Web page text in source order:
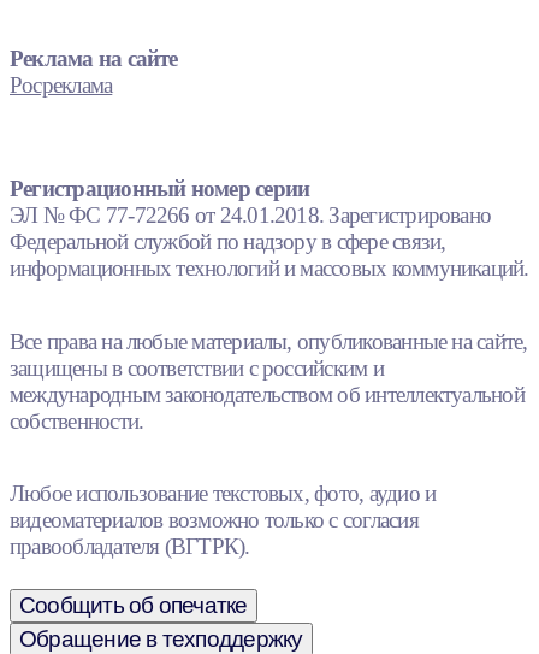
Реклама на сайте
Росреклама
Регистрационный номер серии
ЭЛ № ФС 77-72266 от 24.01.2018. Зарегистрировано
Федеральной службой по надзору в сфере связи,
информационных технологий и массовых коммуникаций.
Все права на любые материалы, опубликованные на сайте,
защищены в соответствии с российским и
международным законодательством об интеллектуальной
собственности.
Любое использование текстовых, фото, аудио и
видеоматериалов возможно только с согласия
правообладателя (ВГТРК).
Сообщить об опечатке
Обращение в техподдержку